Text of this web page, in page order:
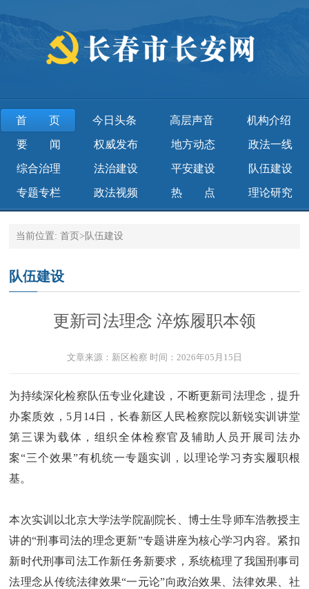
首页 今日头条 高层声音 机构介绍
要 闻 权威发布 地方动态 政法一线
综合治理 法治建设 平安建设 队伍建设
专题专栏 政法视频 热 点 理论研究
当前位置:首页> 队伍建设
队伍建设
更新司法理念 淬炼履职本领
文章来源： 新区检察 时间： 2026年05月15日
为持续深化检察队伍专业化建设，不断更新司法理念，提升
办案质效，5月14日，长春新区人民检察院以新锐实训讲堂
第三课为载体，组织全体检察官及辅助人员开展司法办
案“三个效果”有机统一专题实训，以理论学习夯实履职根
基。
本次实训以北京大学法学院副院长、博士生导师车浩教授主
讲的“刑事司法的理念更新”专题讲座为核心学习内容。紧扣
新时代刑事司法工作新任务新要求，系统梳理了我国刑事司
法理念从传统法律效果“一元论”向政治效果、法律效果、社